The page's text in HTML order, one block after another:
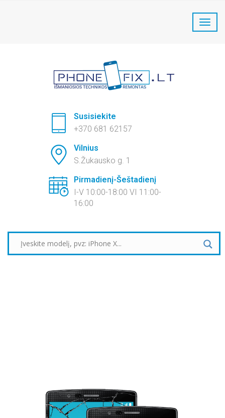
+370 681 62157
Susisiekite
+370 681 62157
Vilnius
S.Žukausko g. 1
Pirmadienį-Šeštadienį
I-V 10:00-18:00 VI 11:00-
16:00